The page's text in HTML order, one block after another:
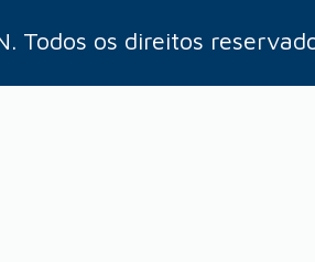
Todos os direitos